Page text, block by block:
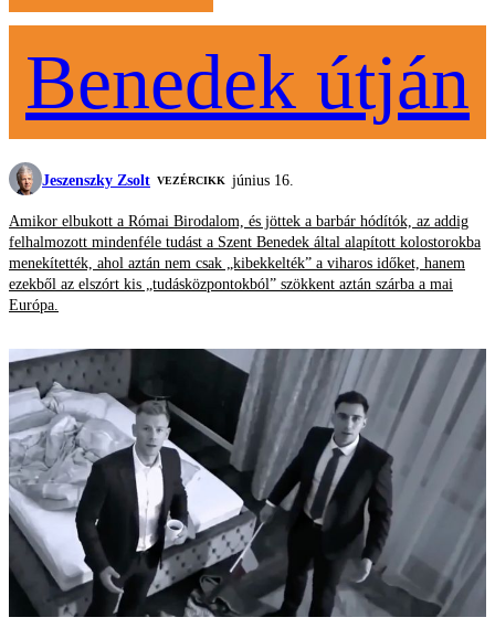
Benedek útján
Jeszenszky Zsolt VEZÉRCIKK június 16.
Amikor elbukott a Római Birodalom, és jöttek a barbár hódítók, az addig
felhalmozott mindenféle tudást a Szent Benedek által alapított kolostorokba
menekítették, ahol aztán nem csak „kibekkelték” a viharos időket, hanem
ezekből az elszórt kis „tudásközpontokból” szökkent aztán szárba a mai
Európa.